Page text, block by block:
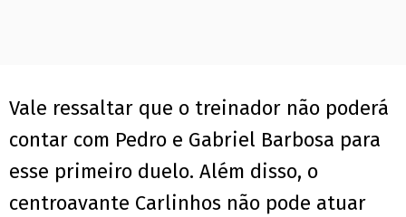
Vale ressaltar que o treinador não poderá
contar com Pedro e Gabriel Barbosa para
esse primeiro duelo. Além disso, o
centroavante Carlinhos não pode atuar